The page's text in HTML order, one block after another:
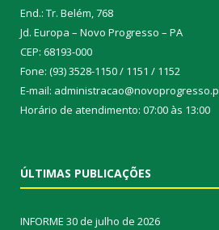
End.: Tr. Belém, 768
Jd. Europa – Novo Progresso – PA
CEP: 68193-000
Fone: (93) 3528-1150 / 1151 / 1152
E-mail:
Horário de atendimento: 07:00 às 13:00
ÚLTIMAS PUBLICAÇÕES
INFORME 30 de julho de 2026